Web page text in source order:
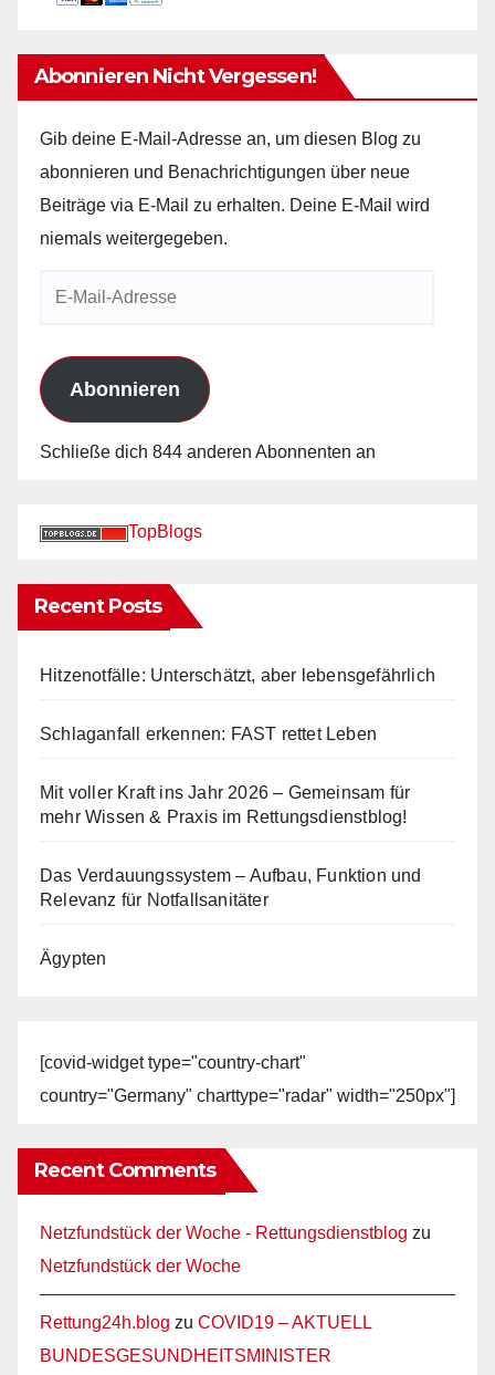
Abonnieren Nicht Vergessen!
Gib deine E-Mail-Adresse an, um diesen Blog zu
abonnieren und Benachrichtigungen über neue
Beiträge via E-Mail zu erhalten. Deine E-Mail wird
niemals weitergegeben.
Abonnieren
Schließe dich 844 anderen Abonnenten an
TopBlogs
Recent Posts
Hitzenotfälle: Unterschätzt, aber lebensgefährlich
Schlaganfall erkennen: FAST rettet Leben
Mit voller Kraft ins Jahr 2026 – Gemeinsam für
mehr Wissen & Praxis im Rettungsdienstblog!
Das Verdauungssystem – Aufbau, Funktion und
Relevanz für Notfallsanitäter
Ägypten
[covid-widget type="country-chart"
country="Germany" charttype="radar" width="250px"]
Recent Comments
Netzfundstück der Woche - Rettungsdienstblog zu
Netzfundstück der Woche
Rettung24h.blog zu COVID19 – AKTUELL
BUNDESGESUNDHEITSMINISTER